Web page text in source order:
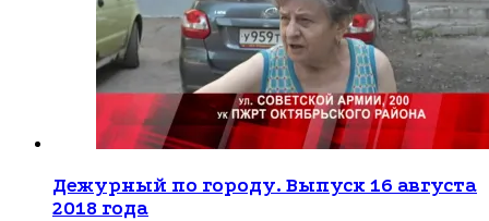
Дежурный по городу. Выпуск 16 августа
2018 года